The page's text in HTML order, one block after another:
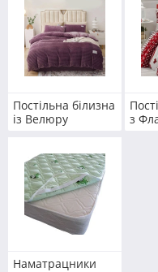
Постільна білизна
із Велюру
з
Наматрацники